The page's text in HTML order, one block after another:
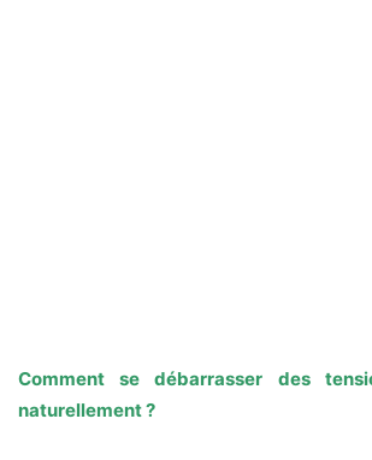
Comment se débarrasser des
naturellement ?